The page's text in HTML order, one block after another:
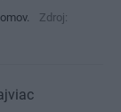
Zdroj: